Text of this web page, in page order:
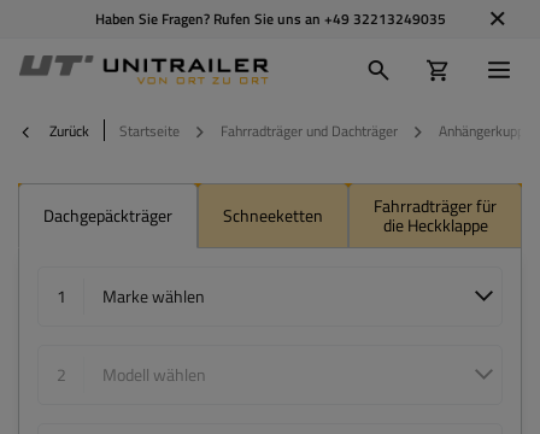
Haben Sie Fragen? Rufen Sie uns an +49 32213249035
Zurück Startseite Fahrradträger und Dachträger
Dachgepäckträger Schneeketten Fahrradträger für
die Heckklappe
1 Marke wählen
2 Modell wählen